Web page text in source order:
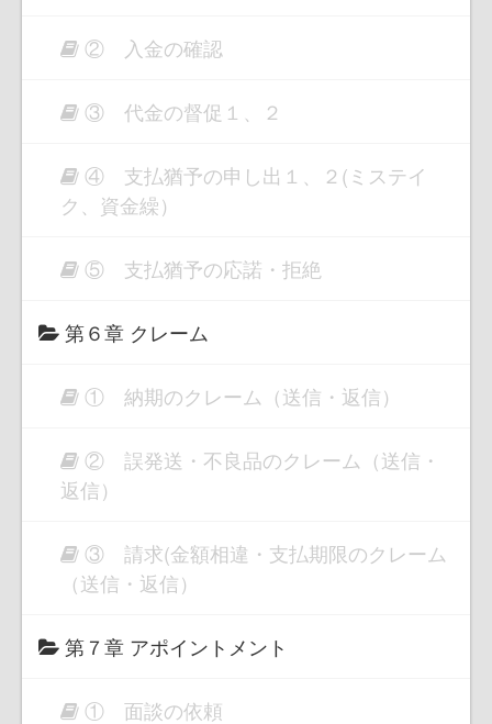
② 入金の確認
③ 代金の督促１、２
④ 支払猶予の申し出１、２(ミステイ
ク、資金繰）
⑤ 支払猶予の応諾・拒絶
第６章 クレーム
① 納期のクレーム（送信・返信）
② 誤発送・不良品のクレーム（送信・
返信）
③ 請求(金額相違・支払期限のクレーム
（送信・返信）
第７章 アポイントメント
① 面談の依頼